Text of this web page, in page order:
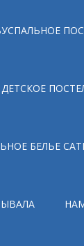
ДЕТСКОЕ
БЕЛЬЕ